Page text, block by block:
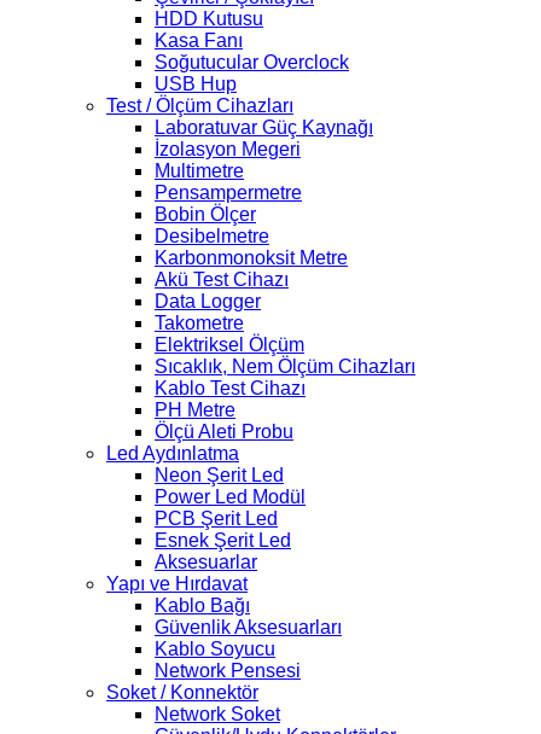
HDD Kutusu
Kasa Fanı
Soğutucular Overclock
USB Hup
Test / Ölçüm Cihazları
Laboratuvar Güç Kaynağı
İzolasyon Megeri
Multimetre
Pensampermetre
Bobin Ölçer
Desibelmetre
Karbonmonoksit Metre
Akü Test Cihazı
Data Logger
Takometre
Elektriksel Ölçüm
Sıcaklık, Nem Ölçüm Cihazları
Kablo Test Cihazı
PH Metre
Ölçü Aleti Probu
Led Aydınlatma
Neon Şerit Led
Power Led Modül
PCB Şerit Led
Esnek Şerit Led
Aksesuarlar
Yapı ve Hırdavat
Kablo Bağı
Güvenlik Aksesuarları
Kablo Soyucu
Network Pensesi
Soket / Konnektör
Network Soket